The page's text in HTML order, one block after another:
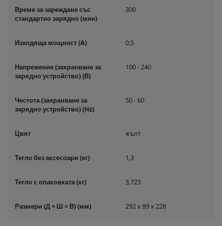
Време за зареждане със
стандартно зарядно (мин)
300
Изходяща мощност (A) 0,5
Напрежение (захранване за
зарядно устройство) (В)
100 - 240
Честота (захранване за
зарядно устройство) (Hz)
50 - 60
Цвят жълт
Тегло без аксесоари (кг) 1,3
Тегло с опаковката (кг) 3,723
Размери (Д × Ш × В) (мм) 292 x 89 x 228